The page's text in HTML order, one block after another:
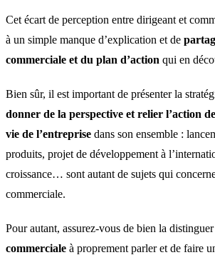
Cet écart de perception entre dirigeant et
à un simple manque d’explication et de
commerciale et du plan d’action qui en
Bien sûr, il est important de présenter la
donner de la perspective et relier l’action
vie de l’entreprise dans son ensemble :
produits, projet de développement à
croissance… sont autant de sujets qui
commerciale.
Pour autant, assurez-vous de bien la
commerciale à proprement parler et de faire